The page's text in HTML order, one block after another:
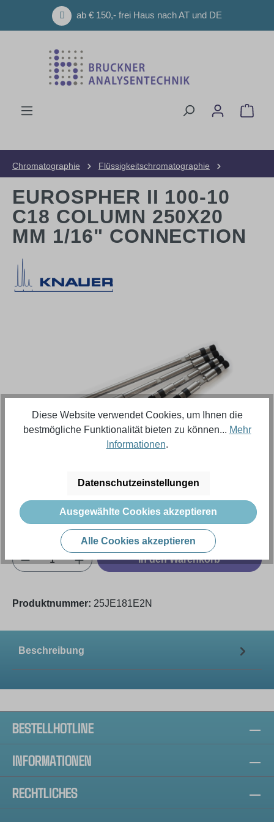
Zum Hauptinhalt springenab € 150,- frei Haus nach AT und DE
Chromatographie
Flüssigkeitschromatographie
EUROSPHER II 100-10
C18 COLUMN 250X20
MM 1/16" CONNECTION
2.914,55 €
Inhalt: 1 Stück (Menge)
Preise exkl. MwSt. zzgl. Versandkosten
Produkt Anzahl: Gib den gewünschten
In den Warenkorb
Produktnummer: 25JE181E2N
Beschreibung
BESTELLHOTLINE
INFORMATIONEN
RECHTLICHES
Diese Website verwendet Cookies, um Ihnen die
bestmögliche Funktionalität bieten zu können... Mehr
Informationen.
Datenschutzeinstellungen
Ausgewählte Cookies akzeptieren
Alle Cookies akzeptieren